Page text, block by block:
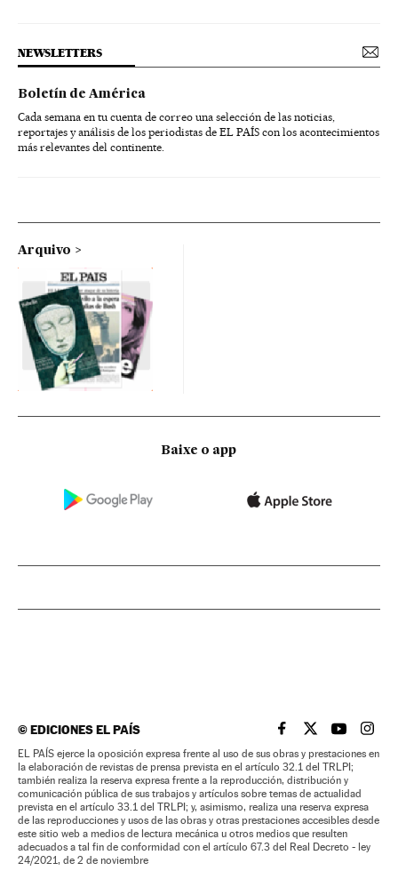
NEWSLETTERS
Boletín de América
Cada semana en tu cuenta de correo una selección de las noticias,
reportajes y análisis de los periodistas de EL PAÍS con los acontecimientos
más relevantes del continente.
Arquivo
Baixe o app
©EDICIONES EL PAÍS EL PAÍS BRASIL EN
EL PAÍSEL PAÍS
EL
EL PAÍS ejerce la oposición expresa frente al uso de sus obras y prestaciones en
la elaboración de revistas de prensa prevista en el artículo 32.1 del TRLPI;
también realiza la reserva expresa frente a la reproducción, distribución y
comunicación pública de sus trabajos y artículos sobre temas de actualidad
prevista en el artículo 33.1 del TRLPI; y, asimismo, realiza una reserva expresa
de las reproducciones y usos de las obras y otras prestaciones accesibles desde
este sitio web a medios de lectura mecánica u otros medios que resulten
adecuados a tal fin de conformidad con el artículo 67.3 del Real Decreto - ley
24/2021, de 2 de noviembre